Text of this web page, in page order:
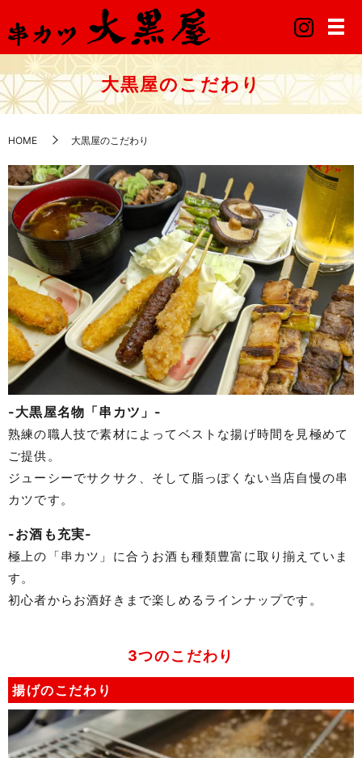
大黒屋のこだわり
HOME 大黒屋のこだわり
-大黒屋名物「串カツ」-
熟練の職人技で素材によってベストな揚げ時間を見極めて
ご提供。
ジューシーでサクサク、そして脂っぽくない当店自慢の串
カツです。
-お酒も充実-
極上の「串カツ」に合うお酒も種類豊富に取り揃えていま
す。
初心者からお酒好きまで楽しめるラインナップです。
3つのこだわり
揚げのこだわり